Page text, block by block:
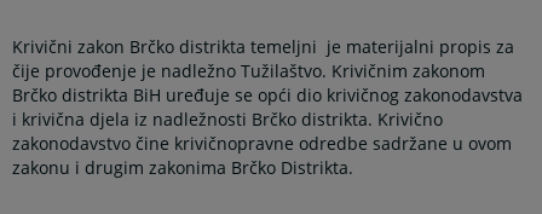
Krivični zakon Brčko distrikta temeljni je materijalni propis za
čije provođenje je nadležno Tužilaštvo. Krivičnim zakonom
Brčko distrikta BiH uređuje se opći dio krivičnog zakonodavstva
i krivična djela iz nadležnosti Brčko distrikta. Krivično
zakonodavstvo čine krivičnopravne odredbe sadržane u ovom
zakonu i drugim zakonima Brčko Distrikta.